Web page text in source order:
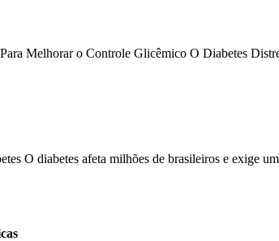
Melhorar o Controle Glicêmico O Diabetes
O diabetes afeta milhões de brasileiros e exige